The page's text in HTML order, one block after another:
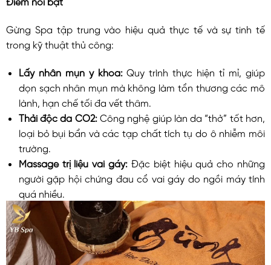
Gừng Spa tập trung vào hiệu quả thực tế và sự tinh tế
trong kỹ thuật thủ công:
Lấy nhân mụn y khoa:Quy trình thực hiện tỉ mỉ, giúp
dọn sạch nhân mụn mà không làm tổn thương các mô
lành, hạn chế tối đa vết thâm.
Thải độc da CO2: Công nghệ giúp làn da “thở” tốt hơn,
loại bỏ bụi bẩn và các tạp chất tích tụ do ô nhiễm môi
trường.
Massage trị liệu vai gáy: Đặc biệt hiệu quả cho những
người gặp hội chứng đau cổ vai gáy do ngồi máy tính
quá nhiều.